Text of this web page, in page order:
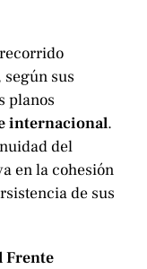
sus
planos
internacional.
del
en la cohesión
de sus
Frente